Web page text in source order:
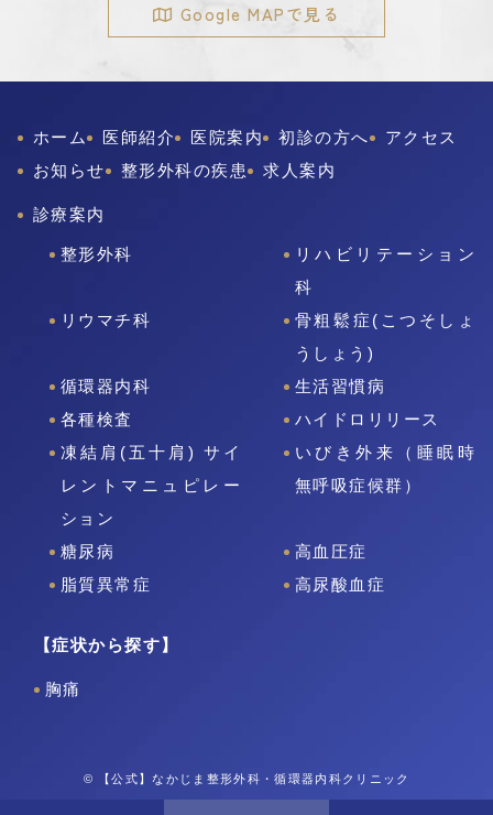
Google MAPで見る
ホーム 医師紹介 医院案内 初診の方へ
アクセス
お知らせ
整形外科の疾患 求人案内
診療案内
整形外科
リハビリテーション
科
リウマチ科
骨粗鬆症(こつそしょ
うしょう)
循環器内科
生活習慣病
各種検査
ハイドロリリース
凍結肩(五十肩) サイ
レントマニュピレー
ション
いびき外来（睡眠時
無呼吸症候群）
糖尿病
高血圧症
脂質異常症
高尿酸血症
【症状から探す】
胸痛
© 【公式】なかじま整形外科・循環器内科クリニック